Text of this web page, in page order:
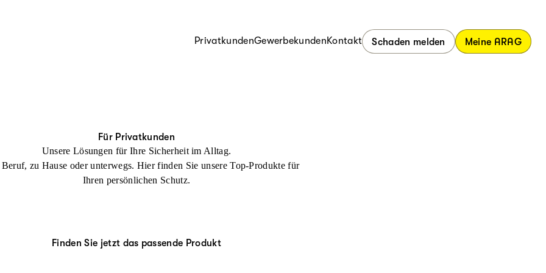
PrivatkundenGewerbekundenKontakt Schaden melden Meine ARAG
Für Privatkunden
Unsere Lösungen für Ihre Sicherheit im Alltag.
zu Hause oder unterwegs. Hier finden Sie unsere Top-Produkte für
Ihren persönlichen Schutz.
Finden Sie jetzt das passende Produkt